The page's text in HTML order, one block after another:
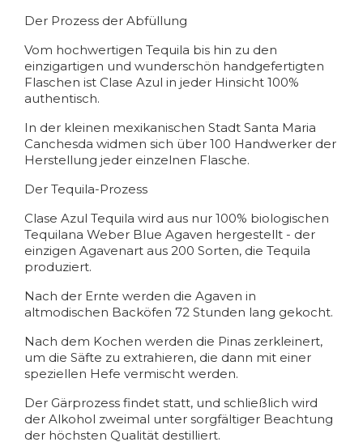
Der Prozess der Abfüllung
Vom hochwertigen Tequila bis hin zu den
einzigartigen und wunderschön handgefertigten
Flaschen ist Clase Azul in jeder Hinsicht 100%
authentisch.
In der kleinen mexikanischen Stadt Santa Maria
Canchesda widmen sich über 100 Handwerker der
Herstellung jeder einzelnen Flasche.
Der Tequila-Prozess
Clase Azul Tequila wird aus nur 100% biologischen
Tequilana Weber Blue Agaven hergestellt - der
einzigen Agavenart aus 200 Sorten, die Tequila
produziert.
Nach der Ernte werden die Agaven in
altmodischen Backöfen 72 Stunden lang gekocht.
Nach dem Kochen werden die Pinas zerkleinert,
um die Säfte zu extrahieren, die dann mit einer
speziellen Hefe vermischt werden.
Der Gärprozess findet statt, und schließlich wird
der Alkohol zweimal unter sorgfältiger Beachtung
der höchsten Qualität destilliert.